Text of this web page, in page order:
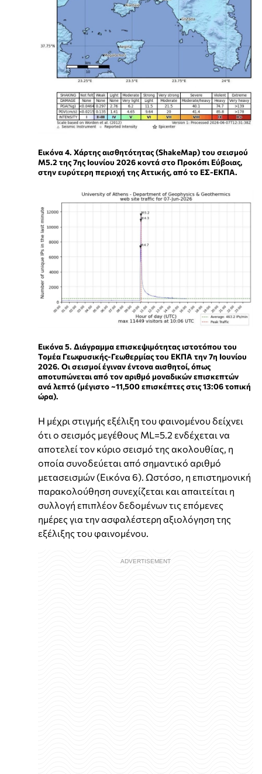
Εικόνα 4. Χάρτης αισθητότητας (ShakeMap) του σεισμού
M5.2 της 7ης Ιουνίου 2026 κοντά στο Προκόπι Εύβοιας,
στην ευρύτερη περιοχή της Αττικής, από το ΕΣ-ΕΚΠΑ.
Εικόνα 5. Διάγραμμα επισκεψιμότητας ιστοτόπου του
Τομέα Γεωφυσικής-Γεωθερμίας του ΕΚΠΑ την 7η Ιουνίου
2026. Οι σεισμοί έγιναν έντονα αισθητοί, όπως
αποτυπώνεται από τον αριθμό μοναδικών επισκεπτών
ανά λεπτό (μέγιστο ~11,500 επισκέπτες στις 13:06 τοπική
ώρα).
Η μέχρι στιγμής εξέλιξη του φαινομένου δείχνει
ότι ο σεισμός μεγέθους ML=5.2 ενδέχεται να
αποτελεί τον κύριο σεισμό της ακολουθίας, η
οποία συνοδεύεται από σημαντικό αριθμό
μετασεισμών (Εικόνα 6). Ωστόσο, η επιστημονική
παρακολούθηση συνεχίζεται και απαιτείται η
συλλογή επιπλέον δεδομένων τις επόμενες
ημέρες για την ασφαλέστερη αξιολόγηση της
εξέλιξης του φαινομένου.